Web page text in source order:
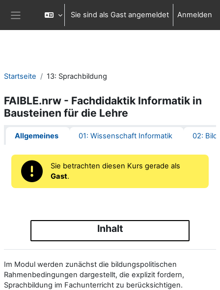
Website-Übersicht
Sie sind als Gast angemeldet Anmelden
Startseite 13: Sprachbildung
FAIBLE.nrw - Fachdidaktik Informatik in
Bausteinen für die Lehre
Abschnittsübersicht
Allgemeines 01: Wissenschaft Informatik 02:
Sie betrachten diesen Kurs gerade als
Gast.
Inhalt
Im Modul werden zunächst die bildungspolitischen
Rahmenbedingungen dargestellt, die explizit fordern,
Sprachbildung im Fachunterricht zu berücksichtigen.